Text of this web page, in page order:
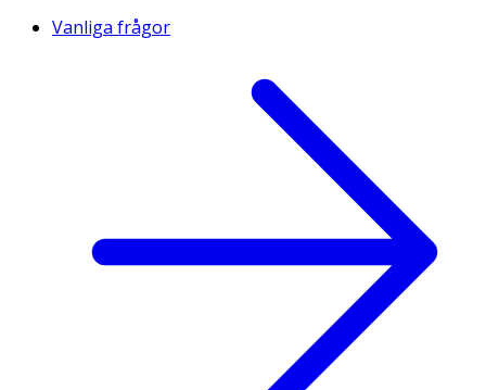
Vanliga frågor